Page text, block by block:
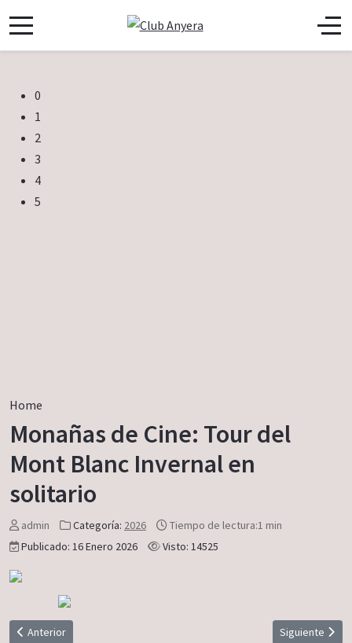
0
1
2
3
4
5
Home
Monañas de Cine: Tour del
Mont Blanc Invernal en
solitario
admin Categoría: 2026
Tiempo de lectura:1 min
Publicado: 16 Enero 2026
Visto: 14525
Artículo anterior: Tres Valles en Sierra Blanca
Anterior Artículo
Siguiente